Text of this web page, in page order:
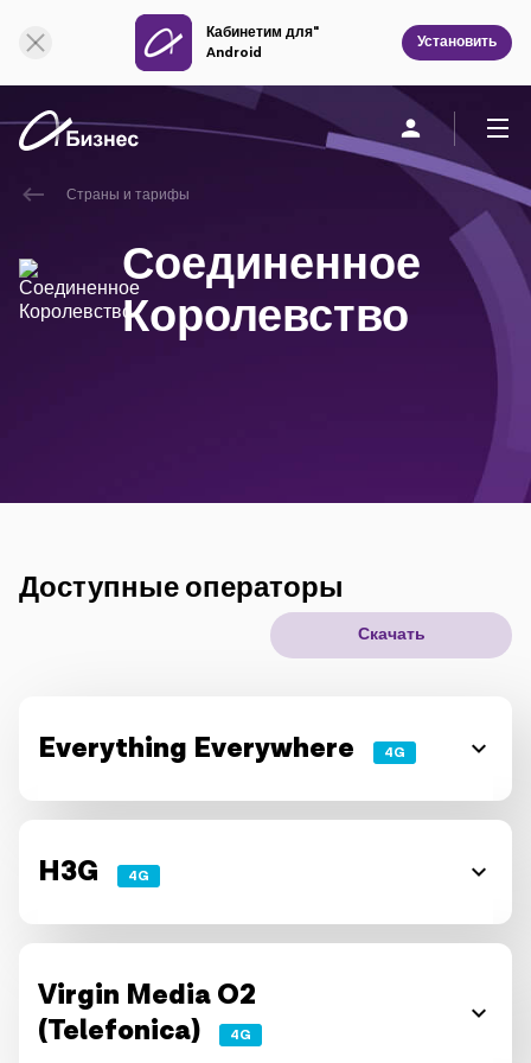
Кабинетим для"
Android
Установить
О компании
Мобильная связь
Новое поколение
Страны и тарифы
Соединенное
Королевство
Доступные операторы
Скачать
Everything Everywhere 4G
H3G 4G
Virgin Media O2
(Telefonica)
4G
Онлайн поддержка